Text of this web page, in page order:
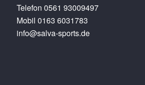
Telefon 0561 93009497
Mobil 0163 6031783
info@salva-sports.de